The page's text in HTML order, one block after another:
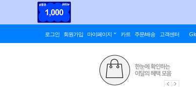
로그인 회원가입 마이페이지 카트 주문/배송 고객센터